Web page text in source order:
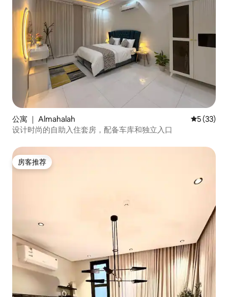
公寓 ｜ Almahalah 平均评分
5 (33)
设计时尚的自助入住套房，配备车库和独立入口
房客推荐
房客推荐